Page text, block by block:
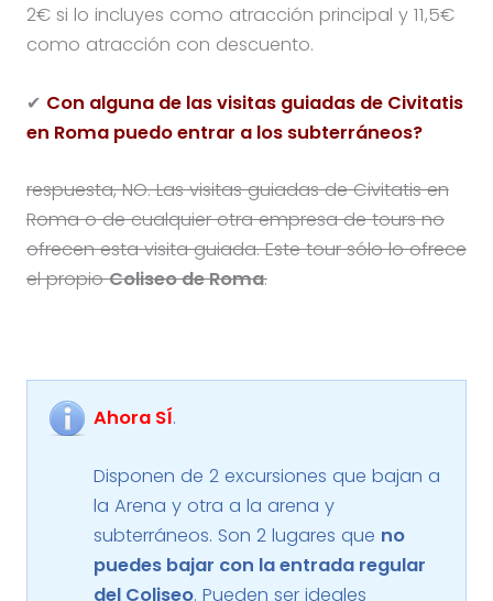
2€ si lo incluyes como atracción principal y 11,5€
como atracción con descuento.
✔ Con alguna de las visitas guiadas de Civitatis
en Roma puedo entrar a los subterráneos?
respuesta, NO. Las visitas guiadas de Civitatis en
Roma o de cualquier otra empresa de tours no
ofrecen esta visita guiada. Este tour sólo lo ofrece
el propioColiseo de Roma.
Ahora SÍ.
Disponen de 2 excursiones que bajan a
la Arena y otra a la arena y
subterráneos. Son 2 lugares que no
puedes bajar con la entrada regular
del Coliseo. Pueden ser ideales